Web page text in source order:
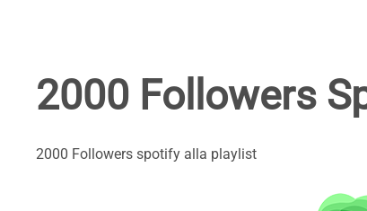
2000 Followers
2000 Followers spotify alla playlist